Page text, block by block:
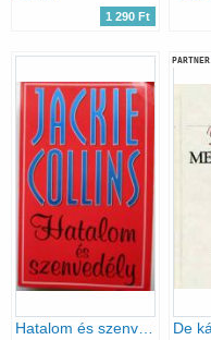
1 290 Ft
PARTNER